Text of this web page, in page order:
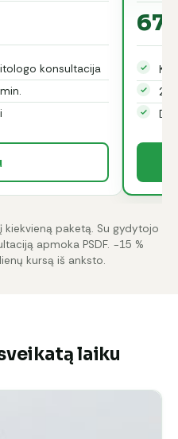
konsultacija
67
2
paketą. Su gydytojo
apmoka PSDF. −15 %
kursą iš anksto.
laiku